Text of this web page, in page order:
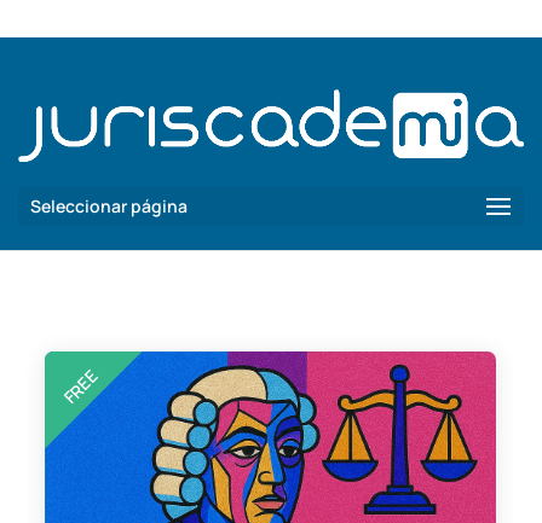
Seleccionar página
FREE